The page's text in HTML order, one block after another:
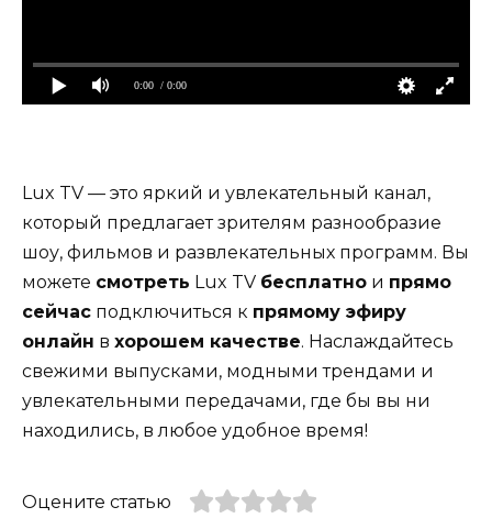
0:00 / 0:00
Lux TV — это яркий и увлекательный канал,
который предлагает зрителям разнообразие
шоу, фильмов и развлекательных программ. Вы
можете смотреть Lux TV бесплатно и прямо
сейчас подключиться к прямому эфиру
онлайн в хорошем качестве. Наслаждайтесь
свежими выпусками, модными трендами и
увлекательными передачами, где бы вы ни
находились, в любое удобное время!
Оцените статью